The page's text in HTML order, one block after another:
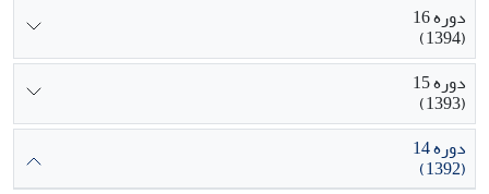
دوره 16
(1394)
دوره 15
(1393)
دوره 14
(1392)